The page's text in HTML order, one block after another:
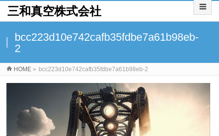
三和真空株式会社
bcc223d10e742cafb35fdbe7a61b98eb-
2
HOME » bcc223d10e742cafb35fdbe7a61b98eb-2